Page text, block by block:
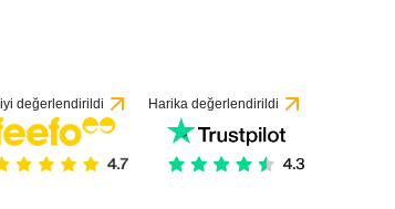
değerlendirildi Harika değerlendirildi